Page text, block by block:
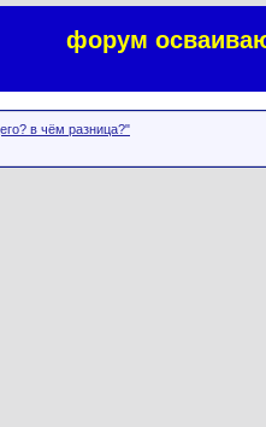
форум
в чём разница?"